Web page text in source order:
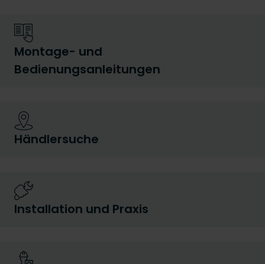
Montage- und
Bedienungsanleitungen
Händlersuche
Installation und Praxis